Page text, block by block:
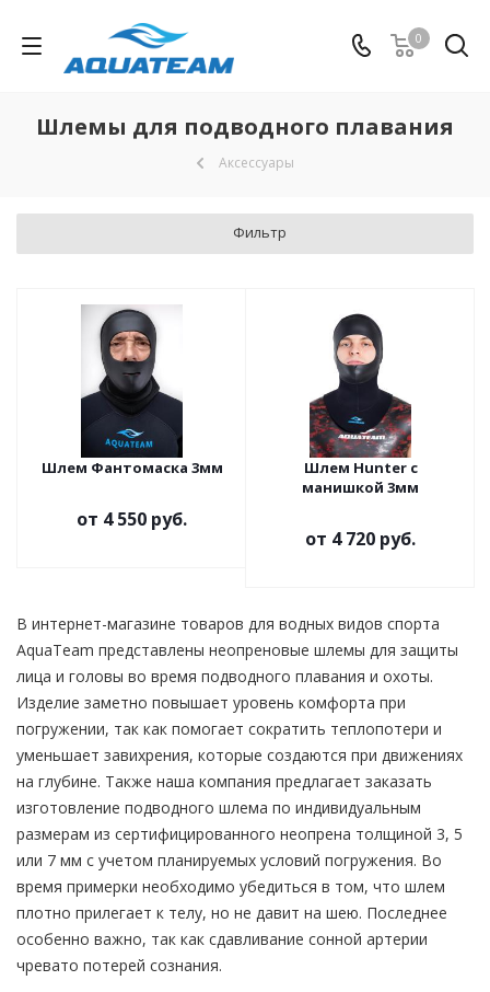
0
Шлемы для подводного плавания
Аксессуары
Фильтр
Шлем Фантомаска 3мм
от 4 550 руб.
Шлем Hunter с
манишкой 3мм
от 4 720 руб.
В интернет-магазине товаров для водных видов спорта
AquaTeam представлены неопреновые шлемы для защиты
лица и головы во время подводного плавания и охоты.
Изделие заметно повышает уровень комфорта при
погружении, так как помогает сократить теплопотери и
уменьшает завихрения, которые создаются при движениях
на глубине. Также наша компания предлагает заказать
изготовление подводного шлема по индивидуальным
размерам из сертифицированного неопрена толщиной 3, 5
или 7 мм с учетом планируемых условий погружения. Во
время примерки необходимо убедиться в том, что шлем
плотно прилегает к телу, но не давит на шею. Последнее
особенно важно, так как сдавливание сонной артерии
чревато потерей сознания.